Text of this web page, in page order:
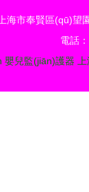
海市奉賢區(qū)望
電話
嬰兒監(jiān)護器